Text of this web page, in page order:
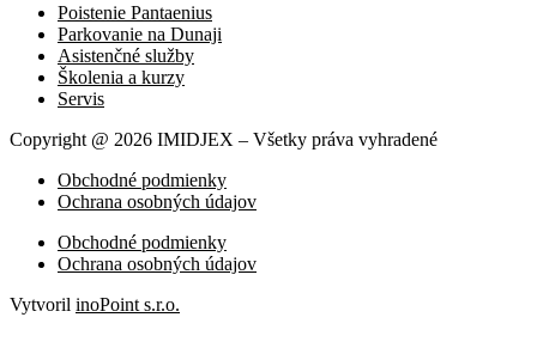
Poistenie Pantaenius
Parkovanie na Dunaji
Asistenčné služby
Školenia a kurzy
Servis
Copyright @ 2026 IMIDJEX – Všetky práva vyhradené
Obchodné podmienky
Ochrana osobných údajov
Obchodné podmienky
Ochrana osobných údajov
Vytvoril inoPoint s.r.o.